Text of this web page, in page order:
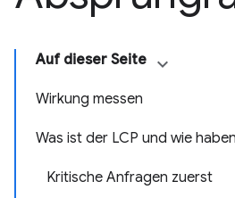
Auf dieser Seite
Wirkung messen
Was ist der LCP und wie
Kritische Anfragen zuerst